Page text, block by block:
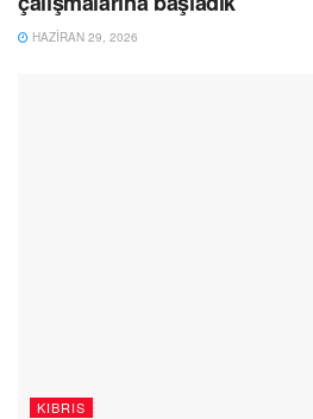
HAZIRAN 29, 2026
KIBRIS